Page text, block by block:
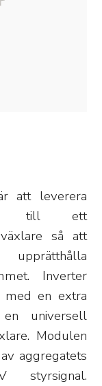
att leverera
till ett
så att
upprätthålla
Inverter
med en extra
universell
Modulen
aggregatets
styrsignal.